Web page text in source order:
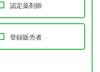
認定薬剤師
登録販売者